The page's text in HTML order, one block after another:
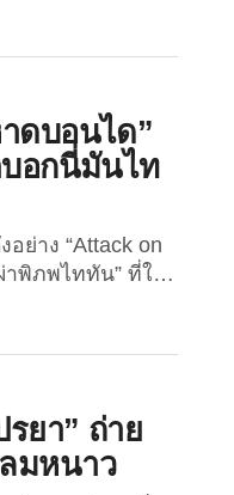
รนด์แอมบาสเดอร์
จนซี่ของนักแสดง
บครัวของ...
าสซี คลาสสิคัล
มาได้ปีกว่า ก็
ดันให้ลาออกโดย
าจะมาจากการที่มี
น 3...
ดบอนได”
บอกนี่มันไท
ย่าง “Attack on
าพิภพไททัน” ที่ใน
เปลือยกายอยู่ที่
เตรเลีย พร้อม
บอนไดนี้ เป็น
ยา” ถ่าย
มหนาว